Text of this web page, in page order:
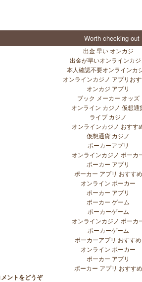
Worth checking out
出金 早い オンカジ
出金が早いオンラインカ
本人確認不要オンラインカ
オンラインカジノ アプリお
オンカジ アプリ
ブック メーカー オッズ
オンライン カジノ 仮想通
ライブ カジノ
オンラインカジノ おすす
仮想通貨 カジノ
ポーカーアプリ
オンラインカジノ ポーカ
ポーカー アプリ
ポーカー アプリ おすすめ
オンライン ポーカー
ポーカー アプリ
ポーカー ゲーム
ポーカーゲーム
オンラインカジノ ポーカ
ポーカーゲーム
ポーカーアプリ おすすめ
オンライン ポーカー
ポーカー アプリ
ポーカー アプリ おすすめ
ントをどうぞ